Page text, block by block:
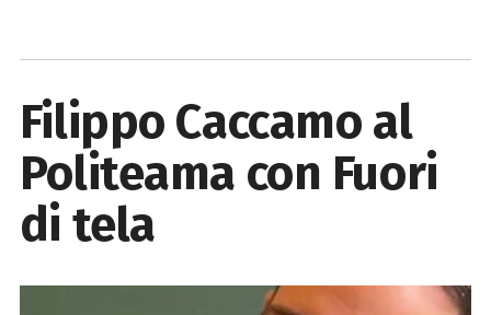
Filippo Caccamo al
Politeama con Fuori
di tela